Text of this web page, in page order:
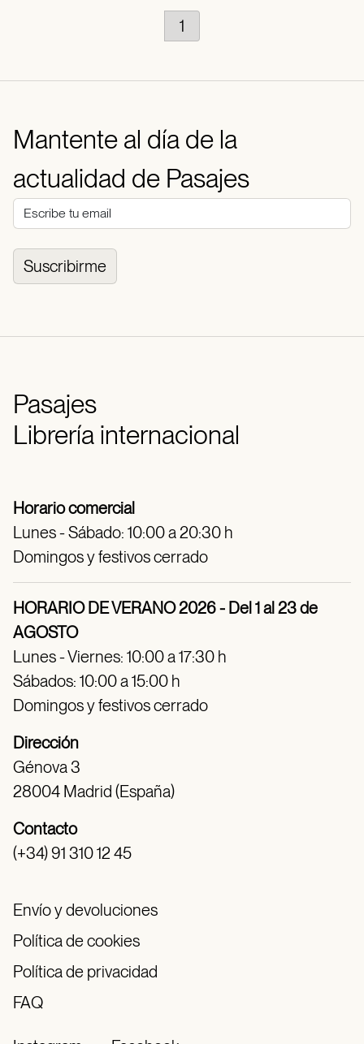
1
Mantente al día de la
actualidad de Pasajes
Suscribirme
Pasajes
Librería internacional
Horario comercial
Lunes - Sábado: 10:00 a 20:30 h
Domingos y festivos cerrado
HORARIO DE VERANO 2026 - Del 1 al 23 de
AGOSTO
Lunes - Viernes: 10:00 a 17:30 h
Sábados: 10:00 a 15:00 h
Domingos y festivos cerrado
Dirección
Génova 3
28004 Madrid (España)
Contacto
(+34) 91 310 12 45
Envío y devoluciones
Política de cookies
Política de privacidad
FAQ